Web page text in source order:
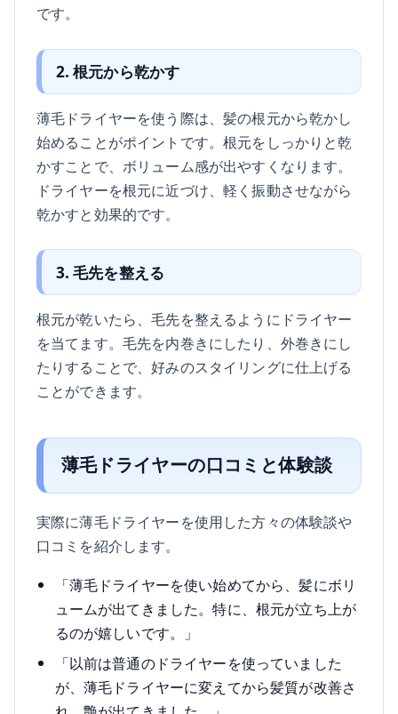
です。
2. 根元から乾かす
薄毛ドライヤーを使う際は、髪の根元から乾かし
始めることがポイントです。根元をしっかりと乾
かすことで、ボリューム感が出やすくなります。
ドライヤーを根元に近づけ、軽く振動させながら
乾かすと効果的です。
3. 毛先を整える
根元が乾いたら、毛先を整えるようにドライヤー
を当てます。毛先を内巻きにしたり、外巻きにし
たりすることで、好みのスタイリングに仕上げる
ことができます。
薄毛ドライヤーの口コミと体験談
実際に薄毛ドライヤーを使用した方々の体験談や
口コミを紹介します。
「薄毛ドライヤーを使い始めてから、髪にボリ
ュームが出てきました。特に、根元が立ち上が
るのが嬉しいです。」
「以前は普通のドライヤーを使っていました
が、薄毛ドライヤーに変えてから髪質が改善さ